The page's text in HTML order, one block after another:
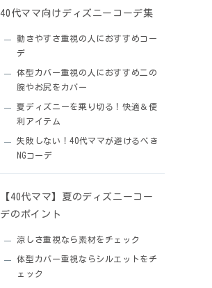
40代ママ向けディズニーコーデ集
動きやすさ重視の人におすすめコー
デ
体型カバー重視の人におすすめ二の
腕やお尻をカバー
夏ディズニーを乗り切る！快適＆便
利アイテム
失敗しない！40代ママが避けるべき
NGコーデ
【40代ママ】夏のディズニーコー
デのポイント
涼しさ重視なら素材をチェック
体型カバー重視ならシルエットをチ
ェック